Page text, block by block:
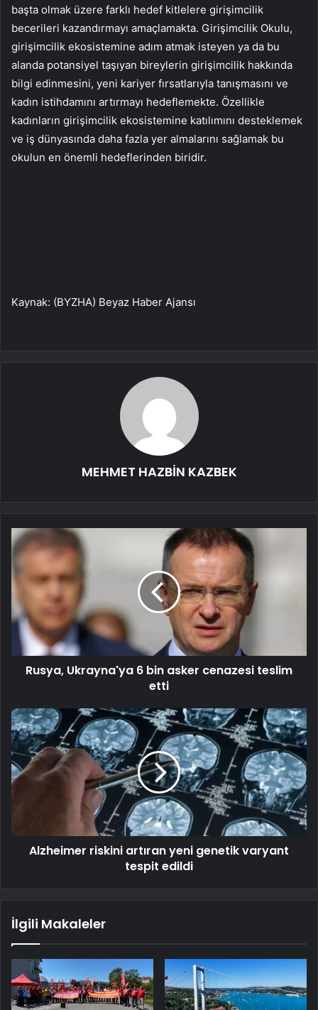
başta olmak üzere farklı hedef kitlelere girişimcilik
becerileri kazandırmayı amaçlamakta. Girişimcilik Okulu,
girişimcilik ekosistemine adım atmak isteyen ya da bu
alanda potansiyel taşıyan bireylerin girişimcilik hakkında
bilgi edinmesini, yeni kariyer fırsatlarıyla tanışmasını ve
kadın istihdamını artırmayı hedeflemekte. Özellikle
kadınların girişimcilik ekosistemine katılımını desteklemek
ve iş dünyasında daha fazla yer almalarını sağlamak bu
okulun en önemli hedeflerinden biridir.
Kaynak: (BYZHA) Beyaz Haber Ajansı
MEHMET HAZBİN KAZBEK
Rusya, Ukrayna'ya 6 bin asker cenazesi teslim
etti
Alzheimer riskini artıran yeni genetik varyant
tespit edildi
İlgili Makaleler